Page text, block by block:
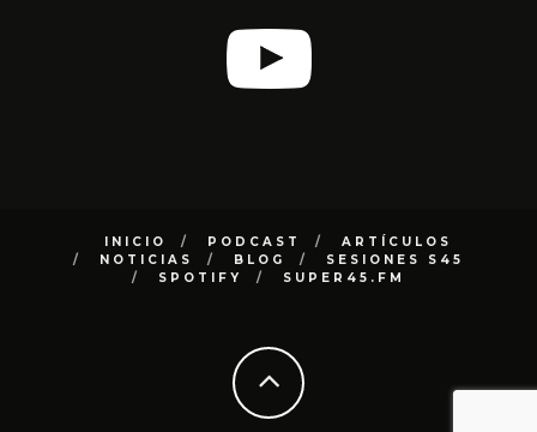
INICIO PODCAST
ARTÍCULOS
NOTICIAS
BLOG
SESIONES S45
SPOTIFY
SUPER45.FM